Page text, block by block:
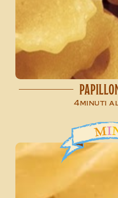
4minuti